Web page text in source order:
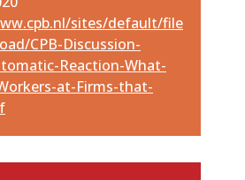
sites/default/file
CPB-Discussion-
Reaction-What-
at-Firms-that-